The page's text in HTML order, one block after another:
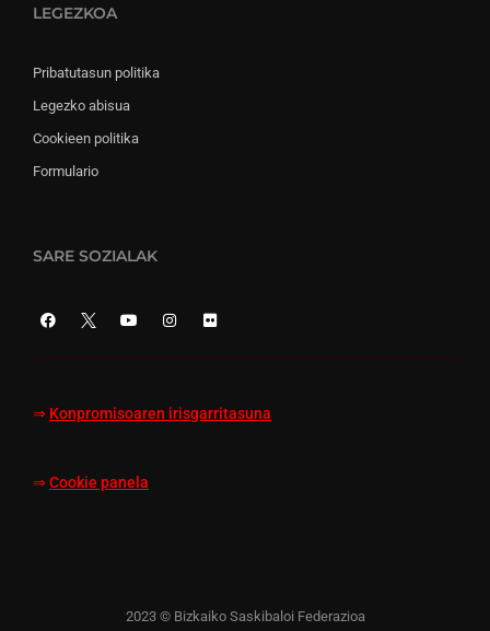
LEGEZKOA
Pribatutasun politika
Legezko abisua
Cookieen politika
Formulario
SARE SOZIALAK
⇒ Konpromisoaren irisgarritasuna
⇒ Cookie panela
2023 © Bizkaiko Saskibaloi Federazioa